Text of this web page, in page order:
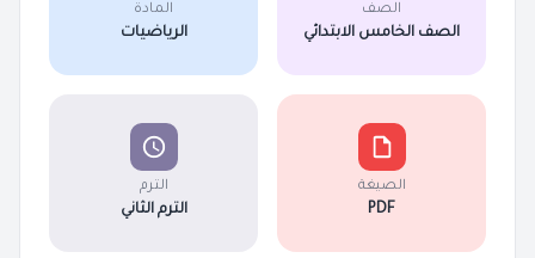
الصف
الصف الخامس الابتدائي
المادة
الرياضيات
الصيغة
PDF
الترم
الترم الثاني